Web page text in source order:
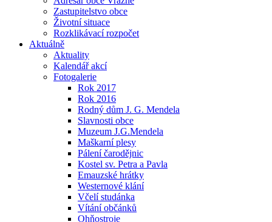
Zastupitelstvo obce
Životní situace
Rozklikávací rozpočet
Aktuálně
Aktuality
Kalendář akcí
Fotogalerie
Rok 2017
Rok 2016
Rodný dům J. G. Mendela
Slavnosti obce
Muzeum J.G.Mendela
Maškarní plesy
Pálení čarodějnic
Kostel sv. Petra a Pavla
Emauzské hrátky
Westernové klání
Včelí studánka
Vítání občánků
Ohňostroje